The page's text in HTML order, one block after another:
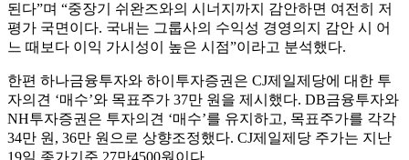
된다”며 “중장기 쉬완즈와의 시너지까지 감안하면 여전히 저
평가 국면이다. 국내는 그룹사의 수익성 경영의지 감안 시 어
느 때보다 이익 가시성이 높은 시점”이라고 분석했다.
한편 하나금융투자와 하이투자증권은 CJ제일제당에 대한 투
자의견 ‘매수’와 목표주가 37만 원을 제시했다. DB금융투자와
NH투자증권은 투자의견 ‘매수’를 유지하고, 목표주가를 각각
34만 원, 36만 원으로 상향조정했다. CJ제일제당 주가는 지난